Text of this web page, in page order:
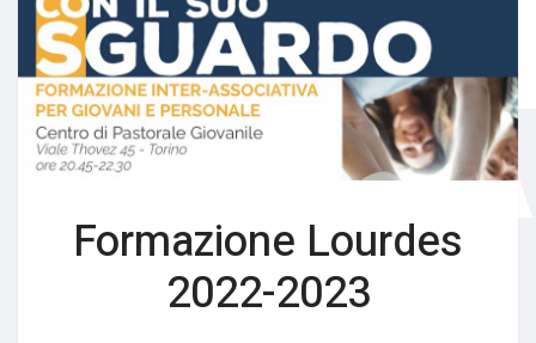
Formazione Lourdes
2022-2023